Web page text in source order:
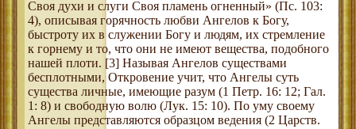
Своя духи и слуги Своя пламень огненный» (Пс. 103:
4), описывая горячность любви Ангелов к Богу,
быстроту их в служении Богу и людям, их стремление
к горнему и то, что они не имеют вещества, подобного
нашей плоти. [3] Называя Ангелов существами
бесплотными, Откровение учит, что Ангелы суть
существа личные, имеющие разум (1 Петр. 16: 12; Гал.
1: 8) и свободную волю (Лук. 15: 10). По уму своему
Ангелы представляются образцом ведения (2 Царств.